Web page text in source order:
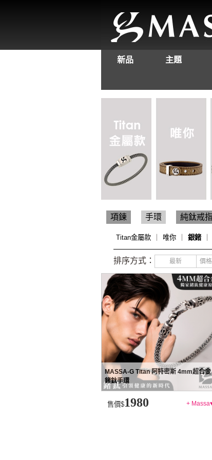
新品 主題
項鍊 手環 純鈦戒
Titan金屬款 唯你 銀鍺
排序方式： 最新 價
MASSA-G Titan 阿特密斯 4mm超合金
鍺鈦手環
售價$1980 +